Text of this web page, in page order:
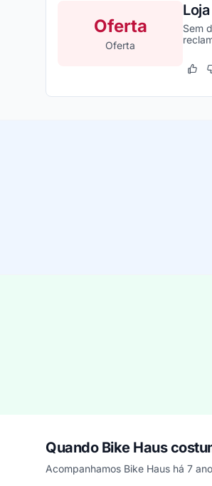
Oferta
Oferta
Sem
Este
Quando Bike Haus
Acompanhamos Bike Haus há 7